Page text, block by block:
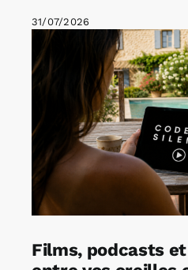
31/07/2026
Films, podcasts